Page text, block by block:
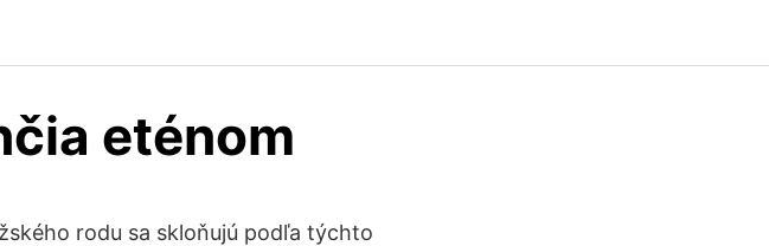
eténom
rodu sa skloňujú podľa týchto